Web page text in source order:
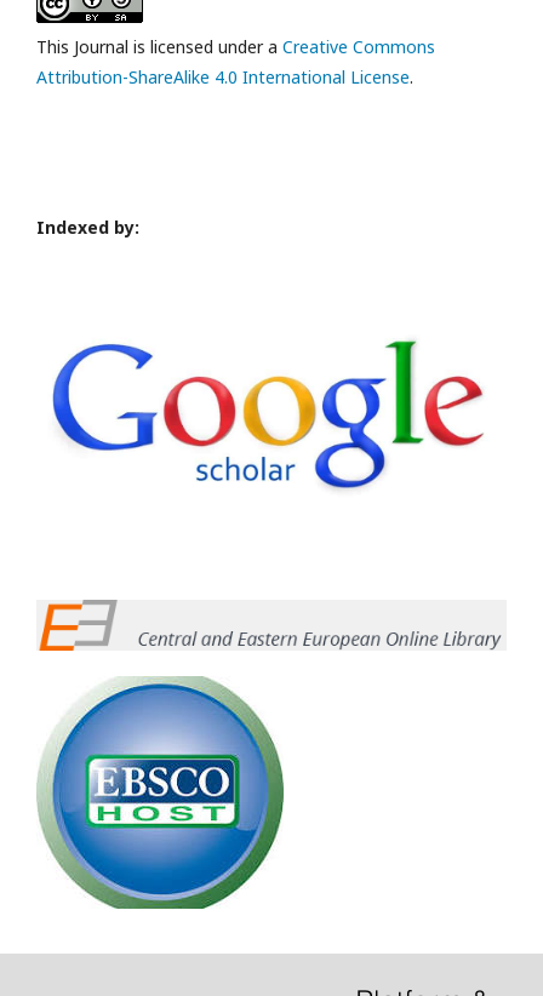
This Journal is licensed under a Creative Commons
Attribution-ShareAlike 4.0 International License.
Indexed by: